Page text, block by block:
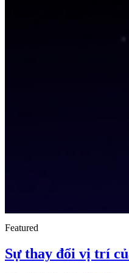
Featured
Sự thay đổi vị trí